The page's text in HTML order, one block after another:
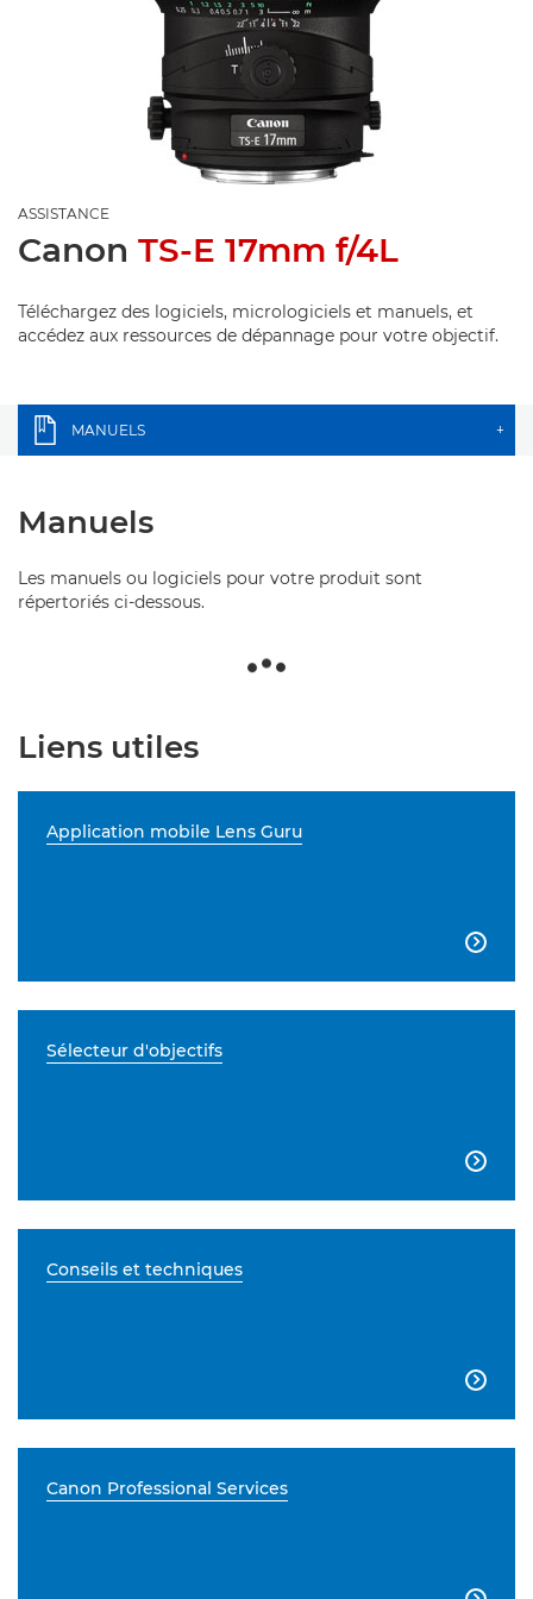
ASSISTANCE
Canon TS-E 17mm f/4L
Téléchargez des logiciels, micrologiciels et manuels, et
accédez aux ressources de dépannage pour votre objectif.
MANUELS +
Manuels
Les manuels ou logiciels pour votre produit sont
répertoriés ci-dessous.
Liens utiles
Application mobile Lens Guru

Sélecteur d'objectifs

Conseils et techniques

Canon Professional Services